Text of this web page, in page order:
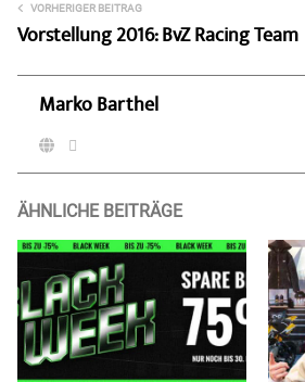
VORHERIGER BEITRAG
Vorstellung 2016: BvZ Racing Team
Marko Barthel
ÄHNLICHE BEITRÄGE